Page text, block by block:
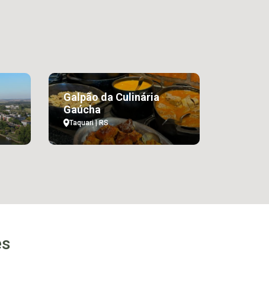
Galpão da Culinária
Gaúcha
Taquari | RS